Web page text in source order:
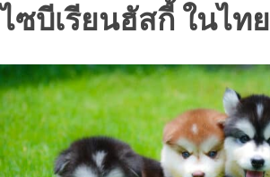
ไซบีเรียนฮัสกี้ ในไทย